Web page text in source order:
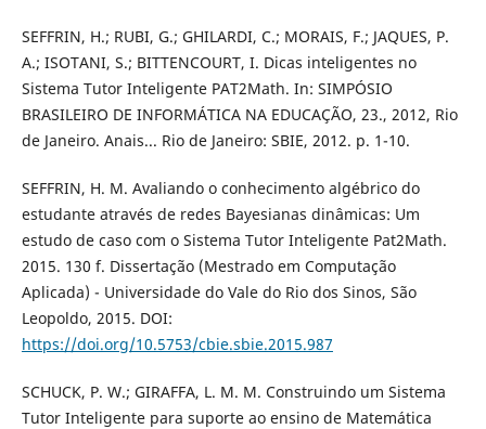
SEFFRIN, H.; RUBI, G.; GHILARDI, C.; MORAIS, F.; JAQUES, P.
A.; ISOTANI, S.; BITTENCOURT, I. Dicas inteligentes no
Sistema Tutor Inteligente PAT2Math. In: SIMPÓSIO
BRASILEIRO DE INFORMÁTICA NA EDUCAÇÃO, 23., 2012, Rio
de Janeiro. Anais... Rio de Janeiro: SBIE, 2012. p. 1-10.
SEFFRIN, H. M. Avaliando o conhecimento algébrico do
estudante através de redes Bayesianas dinâmicas: Um
estudo de caso com o Sistema Tutor Inteligente Pat2Math.
2015. 130 f. Dissertação (Mestrado em Computação
Aplicada) - Universidade do Vale do Rio dos Sinos, São
Leopoldo, 2015. DOI:
https://doi.org/10.5753/cbie.sbie.2015.987
SCHUCK, P. W.; GIRAFFA, L. M. M. Construindo um Sistema
Tutor Inteligente para suporte ao ensino de Matemática